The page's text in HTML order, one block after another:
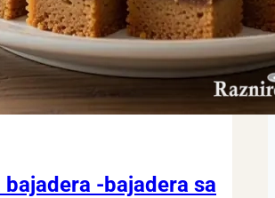
bajadera -bajadera sa